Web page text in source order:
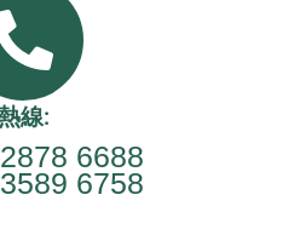
線:
6688
6758